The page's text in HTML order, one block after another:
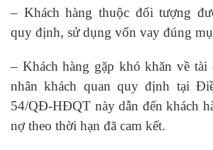
– Khách hàng thuộc đối tượng
quy định, sử dụng vốn vay đúng
– Khách hàng gặp khó khăn về tài
nhân khách quan quy định tại
54/QĐ-HĐQT này dẫn đến khách
nợ theo thời hạn đã cam kết.